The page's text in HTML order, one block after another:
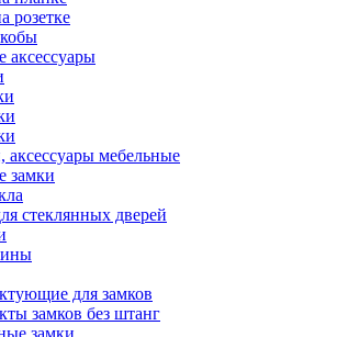
розетке
аксессуары
аксессуары мебельные
замки
стеклянных дверей
для замков
замков без штанг